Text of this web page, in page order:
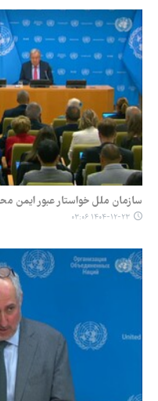
سازمان ملل خواستار عبور ایمن
۱۴۰۴-۱۲-۲۳ ۰۳:۰۶